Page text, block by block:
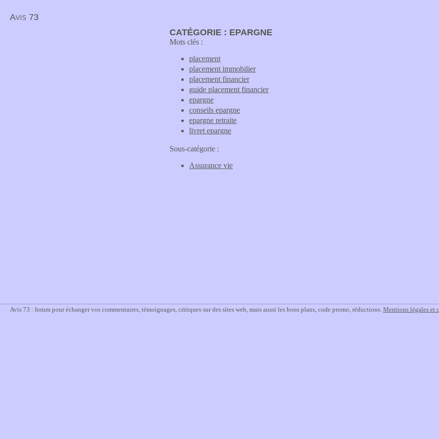
Avis 73
CATÉGORIE : EPARGNE
Mots clés :
placement
placement immobilier
placement financier
guide placement financier
epargne
conseils epargne
epargne retraite
livret epargne
Sous-catégorie :
Assurance vie
Avis 73 : forum pour échanger vos commentaires, témoignages, critiques sur des sites web, mais aussi les bons plans, code promo, réductions. Mentions légales et